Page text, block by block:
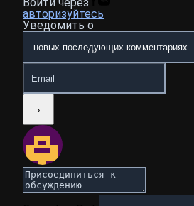
авторизуйтесь
Уведомить о